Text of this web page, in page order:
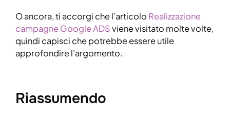
O ancora, ti accorgi che l’articolo Realizzazione
campagne Google ADSviene visitato molte volte,
quindi capisci che potrebbe essere utile
approfondire l’argomento.
Riassumendo